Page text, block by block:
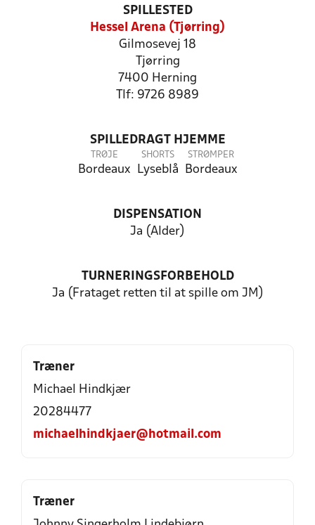
SPILLESTED
Hessel Arena (Tjørring)
Gilmosevej 18
Tjørring
7400 Herning
Tlf: 9726 8989
SPILLEDRAGT HJEMME
TRØJE
Bordeaux
SHORTS
Lyseblå
STRØMPER
Bordeaux
DISPENSATION
Ja (Alder)
TURNERINGSFORBEHOLD
Ja (Frataget retten til at spille om JM)
Træner
Michael Hindkjær
20284477
michaelhindkjaer@hotmail.com
Træner